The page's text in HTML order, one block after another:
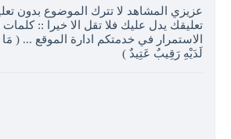
عزيزي المشاهد لا تترك الموضوع بدون
تعليقك يدل عليك فلا تقل الا خيرا ::
الاستمرار في خدمتكم ادارة الموقع ... (
لَدَيْهِ رَقِيبٌ عَتِيدٌ )